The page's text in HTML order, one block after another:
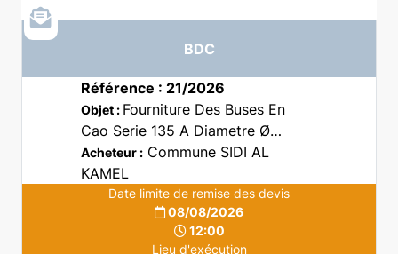
BDC
Référence : 21/2026
Objet : Fourniture Des Buses En
Cao Serie 135 A Diametre Ø
500mm Au Profil De La Commune
Sidi El Kamel
Acheteur : Commune SIDI AL
KAMEL
Date limite de remise des devis
08/08/2026
12:00
Lieu d'exécution